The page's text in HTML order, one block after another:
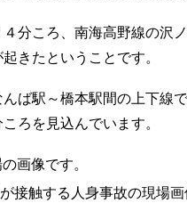
分ころ、南海高野線の沢
きたということです。
ば駅～橋本駅間の上下線
ろを見込んでいます。
画像です。